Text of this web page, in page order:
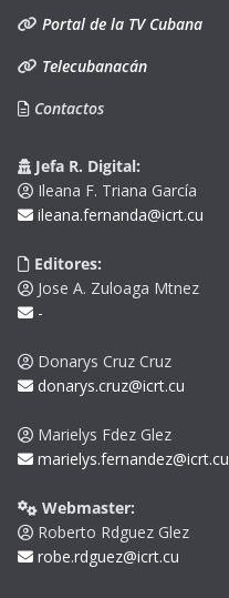
Portal de la TV Cubana
Telecubanacán
Contactos
Jefa R. Digital:
Ileana F. Triana García
ileana.fernanda@icrt.cu
Editores:
Jose A. Zuloaga Mtnez
-
Donarys Cruz Cruz
donarys.cruz@icrt.cu
Marielys Fdez Glez
marielys.fernandez@icrt.cu
Webmaster:
Roberto Rdguez Glez
robe.rdguez@icrt.cu